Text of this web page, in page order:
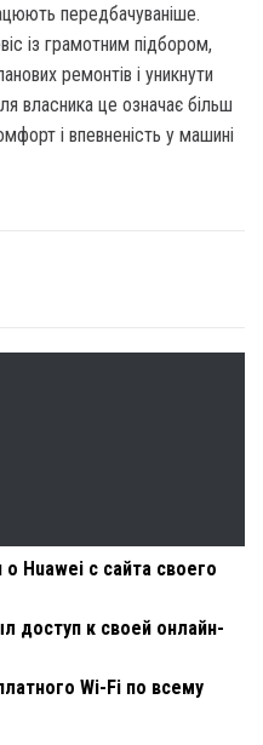
передбачуваніше.
із грамотним підбором,
ремонтів і уникнути
власника це означає більш
і впевненість у машині
Huawei с сайта своего
доступ к своей онлайн-
Wi-Fi по всему